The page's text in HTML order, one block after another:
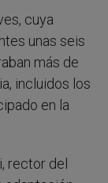
cuya
unas seis
más de
incluidos los
en la
rector del